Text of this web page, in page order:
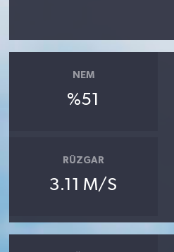
NEM
%51
RÜZGAR
3.11 M/S